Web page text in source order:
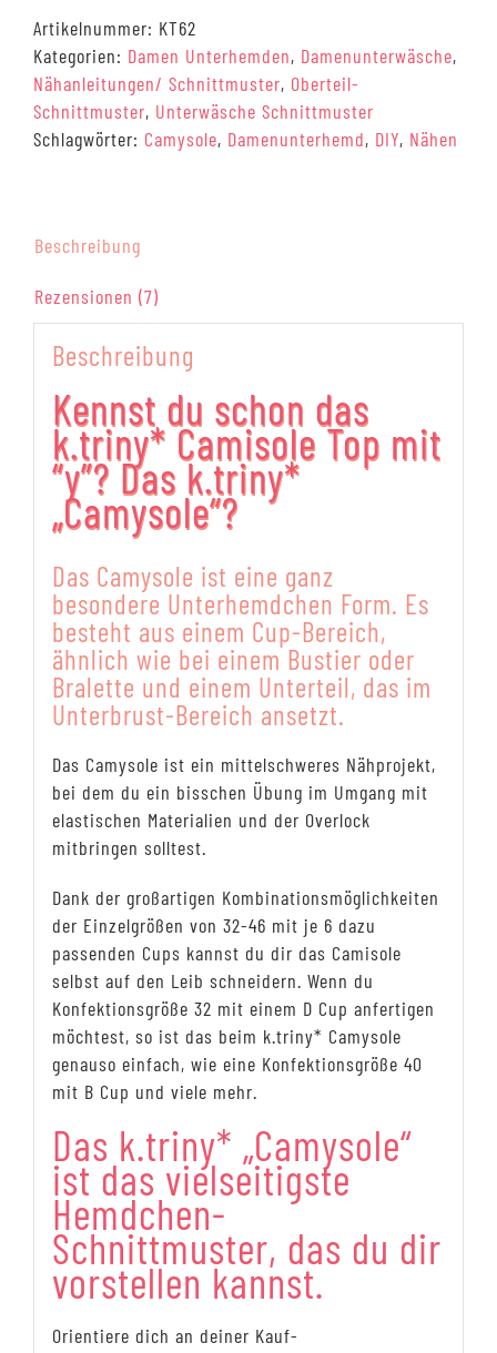
(digital),
32-
46
Menge
Artikelnummer: KT62
Kategorien: Damen Unterhemden, Damenunterwäsche,
Nähanleitungen/ Schnittmuster, Oberteil-
Schnittmuster, Unterwäsche Schnittmuster
Schlagwörter: Camysole, Damenunterhemd, DIY, Nähen
Beschreibung
Rezensionen (7)
Beschreibung
Kennst du schon das
k.triny* Camisole Top mit
“y”? Das k.triny*
„Camysole“?
Das Camysole ist eine ganz
besondere Unterhemdchen Form. Es
besteht aus einem Cup-Bereich,
ähnlich wie bei einem Bustier oder
Bralette und einem Unterteil, das im
Unterbrust-Bereich ansetzt.
Das Camysole ist ein mittelschweres Nähprojekt,
bei dem du ein bisschen Übung im Umgang mit
elastischen Materialien und der Overlock
mitbringen solltest.
Dank der großartigen Kombinationsmöglichkeiten
der Einzelgrößen von 32-46 mit je 6 dazu
passenden Cups kannst du dir das Camisole
selbst auf den Leib schneidern. Wenn du
Konfektionsgröße 32 mit einem D Cup anfertigen
möchtest, so ist das beim k.triny* Camysole
genauso einfach, wie eine Konfektionsgröße 40
mit B Cup und viele mehr.
Das k.triny* „Camysole“
ist das vielseitigste
Hemdchen-
Schnittmuster, das du dir
vorstellen kannst.
Orientiere dich an deiner Kauf-